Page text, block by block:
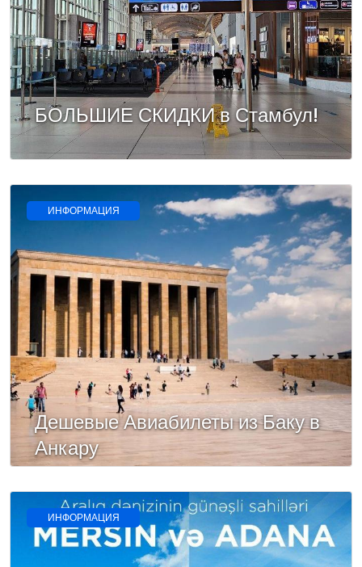
БОЛЬШИЕ СКИДКИ в Стамбул!
ИНФОРМАЦИЯ
Дешевые Авиабилеты из Баку в
Анкару
ИНФОРМАЦИЯ